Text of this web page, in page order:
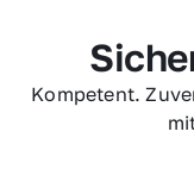
Kompetent.